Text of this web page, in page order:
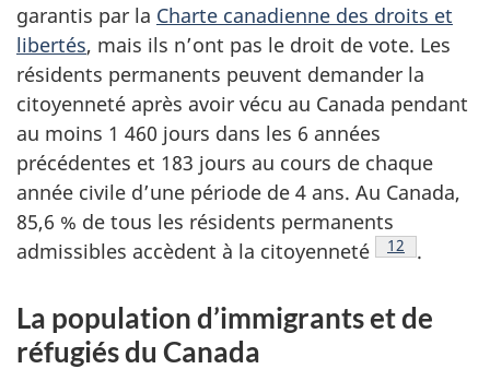
garantis par la Charte canadienne des droits et
libertés, mais ils n’ont pas le droit de vote. Les
résidents permanents peuvent demander la
citoyenneté après avoir vécu au Canada pendant
au moins 1 460 jours dans les 6 années
précédentes et 183 jours au cours de chaque
année civile d’une période de 4 ans. Au Canada,
85,6 % de tous les résidents permanents
admissibles accèdent à la citoyenneté
Note de bas
12 .
La population d’immigrants et de
réfugiés du Canada